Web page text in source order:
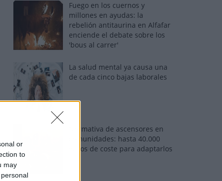
or
to
may
Fuego en los cuernos y
millones en ayudas: la
rebelión antitaurina en Alfafar
enciende el debate sobre los
'bous al carrer'
La salud mental ya causa una
de cada cinco bajas laborales
Normativa de ascensores en
comunidades: hasta 40.000
euros de coste para adaptarlos